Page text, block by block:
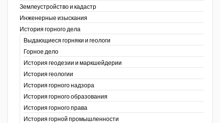
Землеустройство и кадастр
Инженерные изыскания
История горного дела
Выдающиеся горняки и геологи
Горное дело
История геодезии и маркшейдерии
История геологии
История горного надзора
История горного образования
История горного права
История горной промышленности